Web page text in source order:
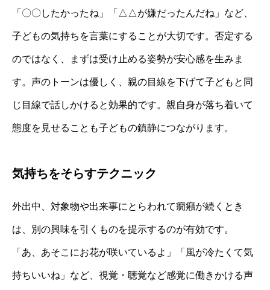
「〇〇したかったね」「△△が嫌だったんだね」など、
子どもの気持ちを言葉にすることが大切です。否定する
のではなく、まずは受け止める姿勢が安心感を生みま
す。声のトーンは優しく、親の目線を下げて子どもと同
じ目線で話しかけると効果的です。親自身が落ち着いて
態度を見せることも子どもの鎮静につながります。
気持ちをそらすテクニック
外出中、対象物や出来事にとらわれて癇癪が続くとき
は、別の興味を引くものを提示するのが有効です。
「あ、あそこにお花が咲いているよ」「風が冷たくて気
持ちいいね」など、視覚・聴覚など感覚に働きかける声